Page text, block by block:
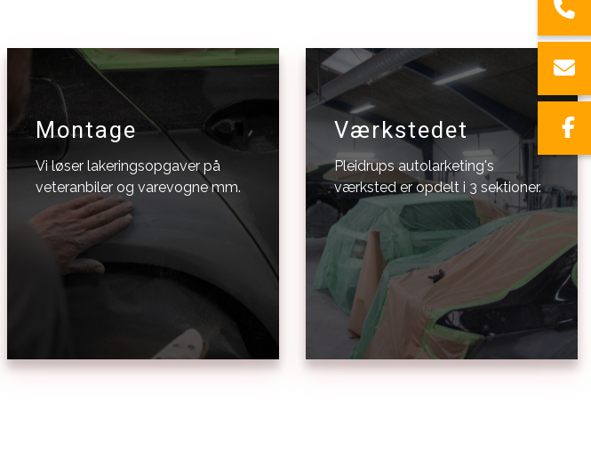
Montage
Vi løser lakeringsopgaver på
veteranbiler og varevogne mm.
Værkstedet
Pleidrups autolarketing's
værksted er opdelt i 3 sektioner.